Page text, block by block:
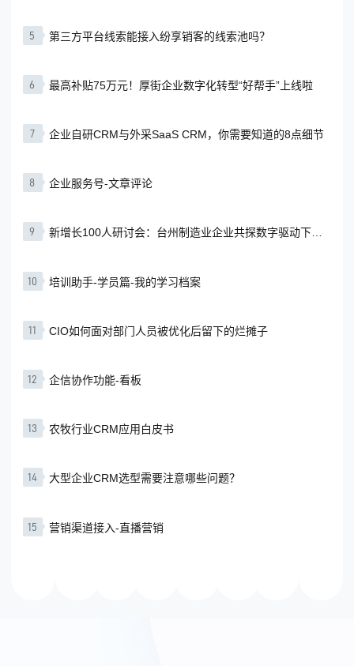
5 第三方平台线索能接入纷享销客的线索池吗？
6 最高补贴75万元！厚街企业数字化转型“好帮手”上线啦
7 企业自研CRM与外采SaaS CRM，你需要知道的8点细节
8 企业服务号-文章评论
9
新增长100人研讨会：台州制造业企业共探数字驱动下的
10 培训助手-学员篇-我的学习档案
11 CIO如何面对部门人员被优化后留下的烂摊子
12 企信协作功能-看板
13 农牧行业CRM应用白皮书
14 大型企业CRM选型需要注意哪些问题？
15 营销渠道接入-直播营销